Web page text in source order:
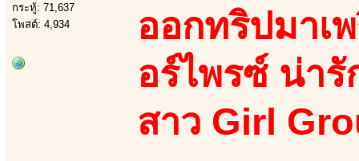
กระทู้: 71,637
โพสต์: 4,934
ออกทริปมาเ
อร์ไพรซ์ น่ารั
สาว Girl